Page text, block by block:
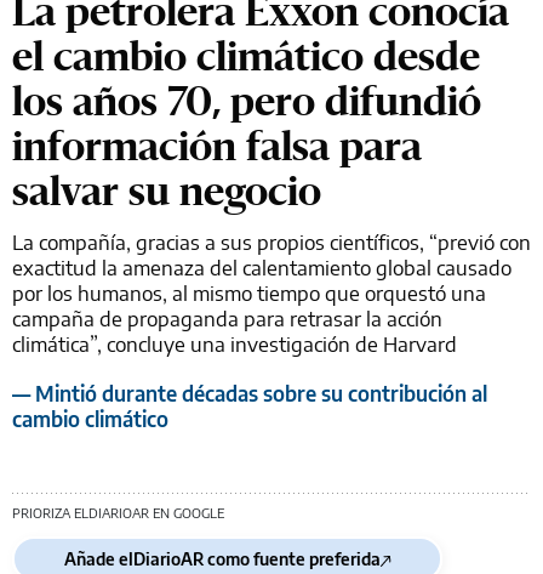
el cambio climático desde
los años 70, pero difundió
información falsa para
salvar su negocio
La compañía, gracias a sus propios científicos, “previó con
exactitud la amenaza del calentamiento global causado
por los humanos, al mismo tiempo que orquestó una
campaña de propaganda para retrasar la acción
climática”, concluye una investigación de Harvard
— Mintió durante décadas sobre su contribución al
cambio climático
PRIORIZA ELDIARIOAR EN GOOGLE
Añade elDiarioAR como fuente preferida